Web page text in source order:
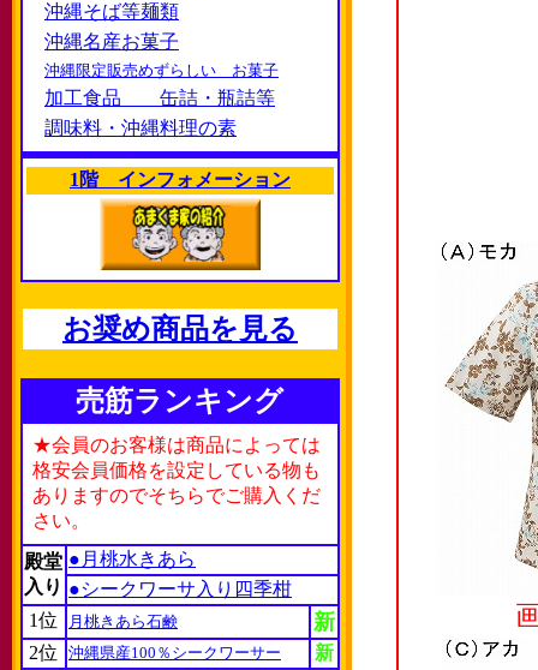
沖縄そば等麺類
沖縄名産お菓子
沖縄限定販売めずらしい お菓子
加工食品 缶詰・瓶詰等
調味料・沖縄料理の素
1階 インフォメーション
お奨め商品を見る
売筋ランキング
★会員のお客様は商品によっては
格安会員価格を設定している物も
ありますのでそちらでご購入くだ
さい。
殿堂
入り
●月桃水きあら
●シークワーサ入り四季柑
1位
月桃きあら石鹸 新
2位 沖縄県産100％シークワーサー
新